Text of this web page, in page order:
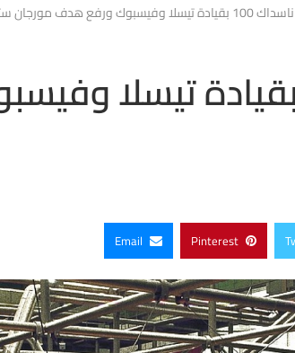
ورفع هدف مورجان ستانلي
ارتفاع ناسداك 100 بقيادة
Pinterest
Email